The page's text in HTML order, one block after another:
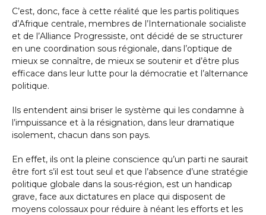
C’est, donc, face à cette réalité que les partis politiques
d’Afrique centrale, membres de l’Internationale socialiste
et de l’Alliance Progressiste, ont décidé de se structurer
en une coordination sous régionale, dans l’optique de
mieux se connaître, de mieux se soutenir et d’être plus
efficace dans leur lutte pour la démocratie et l’alternance
politique.
Ils entendent ainsi briser le système qui les condamne à
l’impuissance et à la résignation, dans leur dramatique
isolement, chacun dans son pays.
En effet, ils ont la pleine conscience qu’un parti ne saurait
être fort s’il est tout seul et que l’absence d’une stratégie
politique globale dans la sous-région, est un handicap
grave, face aux dictatures en place qui disposent de
moyens colossaux pour réduire à néant les efforts et les